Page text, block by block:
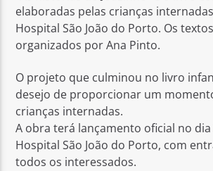
Rádio No ar
elaboradas pelas crianças
Hospital São João do Porto. Os
organizados por Ana Pinto.
O projeto que culminou no livro
desejo de proporcionar um
crianças internadas.
A obra terá lançamento oficial no dia
Hospital São João do Porto, com
todos os interessados.